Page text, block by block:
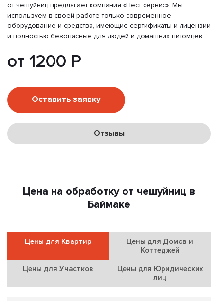
от чешуйниц предлагает компания «Пест сервис». Мы
используем в своей работе только современное
оборудование и средства, имеющие сертификаты и лицензии
и полностью безопасные для людей и домашних питомцев.
от 1200 Р
Оставить заявку
Отзывы
Цена на обработку от чешуйниц в
Баймаке
Цены для Квартир
Цены для Домов и
Коттеджей
Цены для Участков
Цены для Юридических
лиц